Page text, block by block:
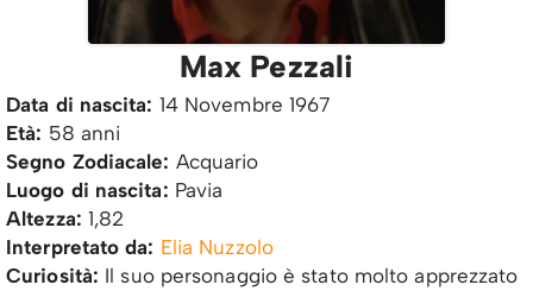
Max Pezzali
Data di nascita: 14 Novembre 1967
Età: 58 anni
Segno Zodiacale: Acquario
Luogo di nascita: Pavia
Altezza: 1,82
Interpretato da: Elia Nuzzolo
Curiosità: Il suo personaggio è stato molto apprezzato